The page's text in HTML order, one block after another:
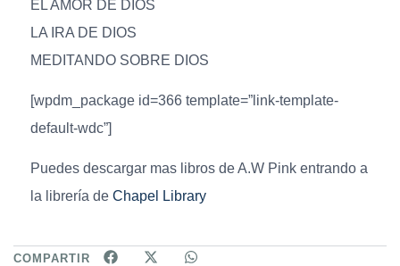
EL AMOR DE DIOS
LA IRA DE DIOS
MEDITANDO SOBRE DIOS
[wpdm_package id=366 template=”link-template-
default-wdc”]
Puedes descargar mas libros de A.W Pink entrando a
la librería de Chapel Library
COMPARTIR